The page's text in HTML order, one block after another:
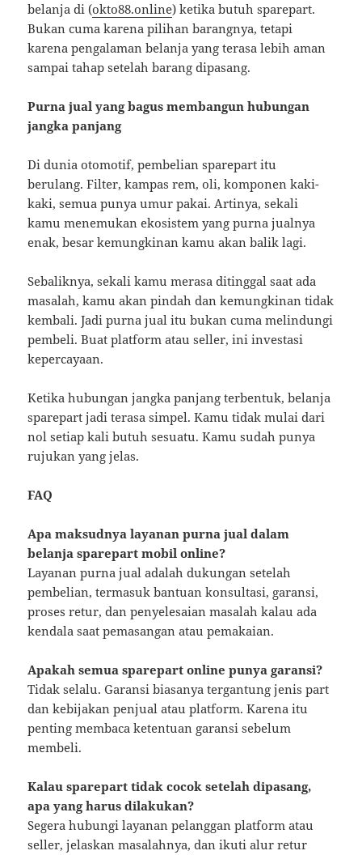
belanja di (okto88.online) ketika butuh sparepart.
Bukan cuma karena pilihan barangnya, tetapi
karena pengalaman belanja yang terasa lebih aman
sampai tahap setelah barang dipasang.
Purna jual yang bagus membangun hubungan
jangka panjang
Di dunia otomotif, pembelian sparepart itu
berulang. Filter, kampas rem, oli, komponen kaki-
kaki, semua punya umur pakai. Artinya, sekali
kamu menemukan ekosistem yang purna jualnya
enak, besar kemungkinan kamu akan balik lagi.
Sebaliknya, sekali kamu merasa ditinggal saat ada
masalah, kamu akan pindah dan kemungkinan tidak
kembali. Jadi purna jual itu bukan cuma melindungi
pembeli. Buat platform atau seller, ini investasi
kepercayaan.
Ketika hubungan jangka panjang terbentuk, belanja
sparepart jadi terasa simpel. Kamu tidak mulai dari
nol setiap kali butuh sesuatu. Kamu sudah punya
rujukan yang jelas.
FAQ
Apa maksudnya layanan purna jual dalam
belanja sparepart mobil online?
Layanan purna jual adalah dukungan setelah
pembelian, termasuk bantuan konsultasi, garansi,
proses retur, dan penyelesaian masalah kalau ada
kendala saat pemasangan atau pemakaian.
Apakah semua sparepart online punya garansi?
Tidak selalu. Garansi biasanya tergantung jenis part
dan kebijakan penjual atau platform. Karena itu
penting membaca ketentuan garansi sebelum
membeli.
Kalau sparepart tidak cocok setelah dipasang,
apa yang harus dilakukan?
Segera hubungi layanan pelanggan platform atau
seller, jelaskan masalahnya, dan ikuti alur retur